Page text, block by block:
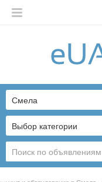
Українська
Выбор категории
Смела